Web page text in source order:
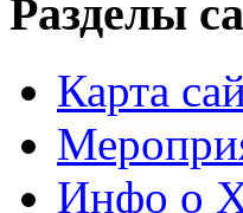
Разделы
Карта
Инфо о